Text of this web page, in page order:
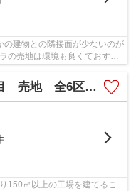
建物との隣接面が少ないのが
の売地は環境も良くておすす
売地 全6区画
150㎡以上の工場を建てるこ